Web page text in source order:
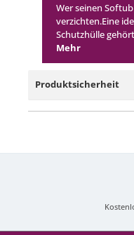
Wer seinen
verzichten.Eine
Schutzhülle
Mehr
Produktsicherheit